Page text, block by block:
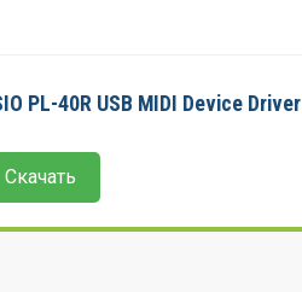
PL-40R USB MIDI Device Driver
Скачать